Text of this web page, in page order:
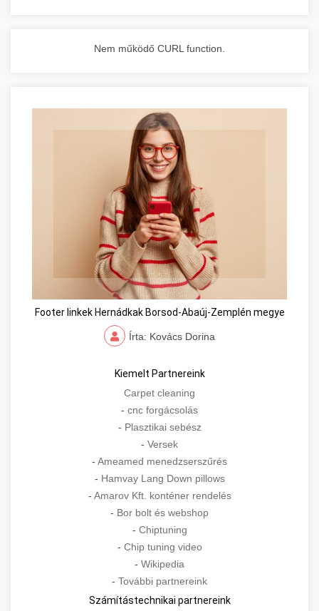
Nem működő CURL function.
Footer linkek Hernádkak Borsod-Abaúj-Zemplén megye
Írta: Kovács Dorina
Kiemelt Partnereink
Carpet cleaning
- cnc forgácsolás
- Plasztikai sebész
- Versek
- Ameamed menedzserszűrés
- Hamvay Lang Down pillows
- Amarov Kft. konténer rendelés
- Bor bolt és webshop
- Chiptuning
- Chip tuning video
- Wikipedia
- További partnereink
Számítástechnikai partnereink